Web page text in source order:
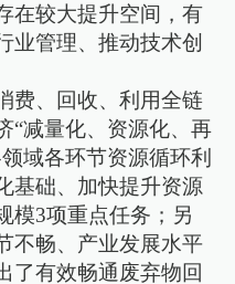
在较大提升空间，有
业管理、推动技术创
费、回收、利用全链
“减量化、资源化、再
域各环节资源循环利
基础、加快提升资源
模3项重点任务；另
不畅、产业发展水平
了有效畅通废弃物回